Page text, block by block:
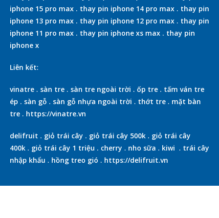
iphone 15 pro max . thay pin iphone 14 pro max . thay pin
iphone 13 pro max . thay pin iphone 12 pro max . thay pin
iphone 11 pro max . thay pin iphone xs max . thay pin
iphone x
Liên kết:
vinatre . sàn tre . sàn tre ngoài trời . ốp tre . tấm ván tre
ép . sàn gỗ . sàn gỗ nhựa ngoài trời . thớt tre . mặt bàn
tre . https://vinatre.vn
delifruit . giỏ trái cây . giỏ trái cây 500k . giỏ trái cây
400k . giỏ trái cây 1 triệu . cherry . nho sữa . kiwi . trái cây
nhập khẩu . hồng treo gió . https://delifruit.vn